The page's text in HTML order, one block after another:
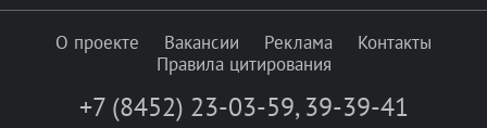
О проекте Вакансии Реклама
Контакты
Правила цитирования
+7 (8452) 23-03-59, 39-39-41